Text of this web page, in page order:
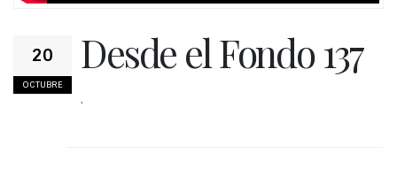
20
OCTUBRE
Desde el Fondo 137
.